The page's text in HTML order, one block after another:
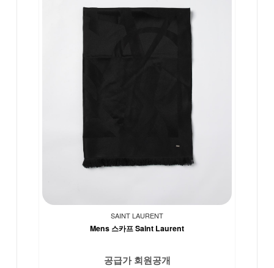
SAINT LAURENT
Mens 스카프 Saint Laurent
공급가 회원공개